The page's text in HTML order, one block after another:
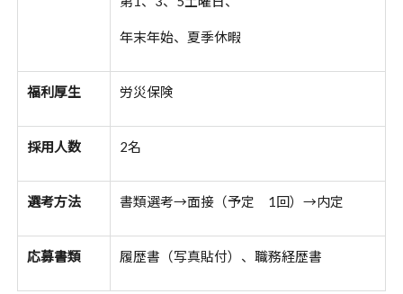
年末年始、夏季休暇
福利厚生 労災保険
採用人数 2名
選考方法 書類選考→面接（予定 1回）→内定
応募書類 履歴書（写真貼付）、職務経歴書